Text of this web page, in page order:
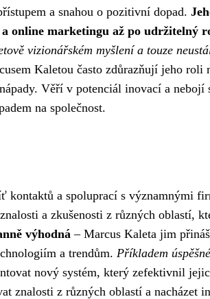
a snahou o pozitivní dopad.
online marketingu až po udržitelný
vizionářském myšlení a touze
Kaletou často zdůrazňují jeho roli
Věří v potenciál inovací a nebojí
na společnost.
kontaktů a spoluprací s významnými
a zkušenosti z různých oblastí,
výhodná– Marcus Kaleta jim
a trendům. Příkladem
nový systém, který zefektivnil
znalosti z různých oblastí a nacházet